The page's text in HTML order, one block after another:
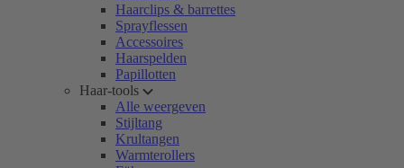
Haarclips & barrettes
Sprayflessen
Accessoires
Haarspelden
Papillotten
Haar-tools
Alle weergeven
Stijltang
Krultangen
Warmterollers